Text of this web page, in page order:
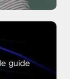
guide